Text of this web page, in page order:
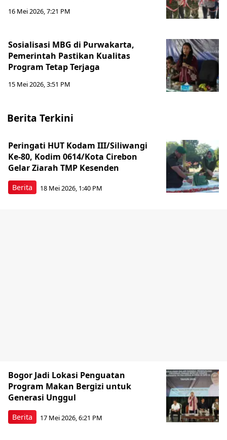
16 Mei 2026, 7:21 PM
Sosialisasi MBG di Purwakarta,
Pemerintah Pastikan Kualitas
Program Tetap Terjaga
15 Mei 2026, 3:51 PM
Berita Terkini
Berita
Peringati HUT Kodam III/Siliwangi
Ke-80, Kodim 0614/Kota Cirebon
Gelar Ziarah TMP Kesenden
18 Mei 2026, 1:40 PM
Berita
Bogor Jadi Lokasi Penguatan
Program Makan Bergizi untuk
Generasi Unggul
17 Mei 2026, 6:21 PM